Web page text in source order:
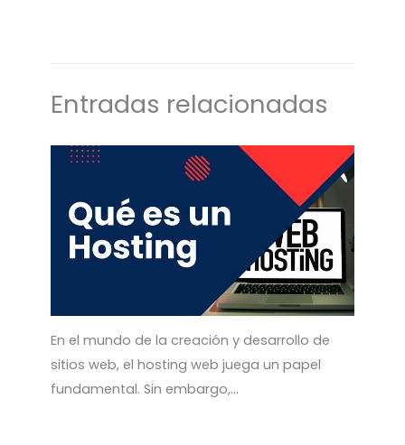
Entradas relacionadas
En el mundo de la creación y desarrollo de
sitios web, el hosting web juega un papel
fundamental. Sin embargo,…